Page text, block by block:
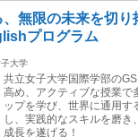
無限の未来を切り
プログラム
大学
共立女子大学国際学部の
高め、アクティブな授業で
ップを学び、世界に通用す
し、実践的なスキルを磨き
成長を遂げる！